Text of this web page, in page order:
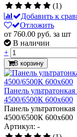
(1)
Добавить к
Отложить
от 760.00 руб. за шт
В наличии
+
В корзину
Панель
4500/6500К 600х600
Панель
4500/6500К 600х600
Артикул: -